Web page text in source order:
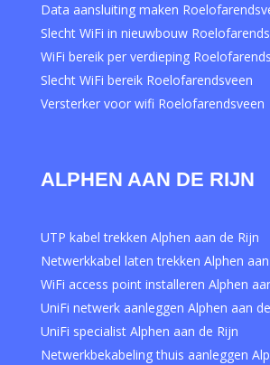
Data aansluiting maken
Slecht WiFi in nieuwbouw
WiFi bereik per verdieping
Slecht WiFi bereik Roelofarendsveen
Versterker voor wifi Roelofarendsveen
ALPHEN AAN DE RIJN
UTP kabel trekken Alphen aan de Rijn
Netwerkkabel laten trekken Alphen
WiFi access point installeren Alphen
UniFi netwerk aanleggen Alphen aan
UniFi specialist Alphen aan de Rijn
Netwerkbekabeling thuis aanleggen